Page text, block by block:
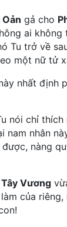
gả cho
ai không
Tu trở về
một nữ tử
nhất định
nói chỉ
nam nhân
được, nàng
Vương
của riêng,